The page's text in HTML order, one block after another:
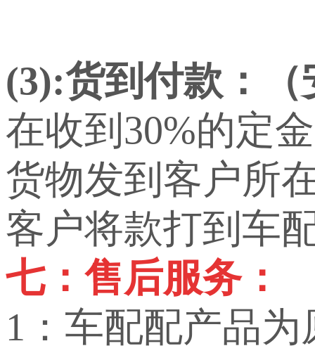
(3):货到付款：
在收到30%的定
货物发到客户所
客户将款打到车
七：售后服务：
1：车配配产品